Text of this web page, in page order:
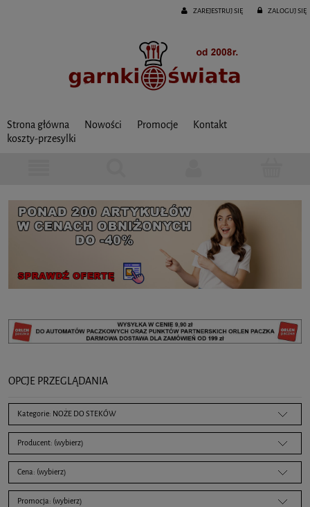
ZAREJESTRUJ SIĘ ZALOGUJ SIĘ
Strona główna Nowości Promocje
Kontakt
koszty-przesylki
OPCJE PRZEGLĄDANIA
Kategorie: NOŻE DO STEKÓW
Producent: (wybierz)
Cena: (wybierz)
Promocja: (wybierz)